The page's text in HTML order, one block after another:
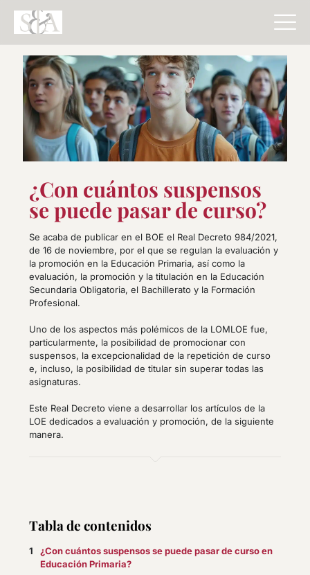
¿Con cuántos suspensos
se puede pasar de curso?
Se acaba de publicar en el BOE el Real Decreto 984/2021,
de 16 de noviembre, por el que se regulan la evaluación y
la promoción en la Educación Primaria, así como la
evaluación, la promoción y la titulación en la Educación
Secundaria Obligatoria, el Bachillerato y la Formación
Profesional.
Uno de los aspectos más polémicos de la LOMLOE fue,
particularmente, la posibilidad de promocionar con
suspensos, la excepcionalidad de la repetición de curso
e, incluso, la posibilidad de titular sin superar todas las
asignaturas.
Este Real Decreto viene a desarrollar los artículos de la
LOE dedicados a evaluación y promoción, de la siguiente
manera.
Tabla de contenidos
¿Con cuántos suspensos se puede pasar de curso en
Educación Primaria?